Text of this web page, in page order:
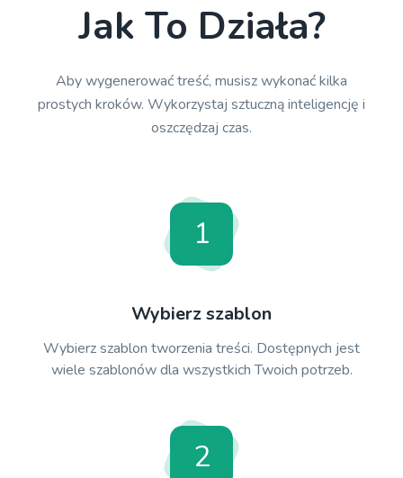
Jak To Działa?
Aby wygenerować treść, musisz wykonać kilka
prostych kroków. Wykorzystaj sztuczną inteligencję i
oszczędzaj czas.
1
Wybierz szablon
Wybierz szablon tworzenia treści. Dostępnych jest
wiele szablonów dla wszystkich Twoich potrzeb.
2